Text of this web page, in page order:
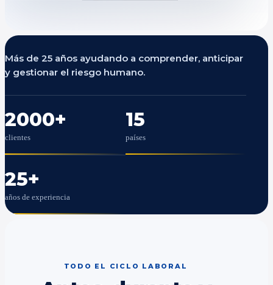
Más de 25 años ayudando a comprender, anticipar
y gestionar el riesgo humano.
2000+
clientes
15
países
25+
años de experiencia
TODO EL CICLO LABORAL